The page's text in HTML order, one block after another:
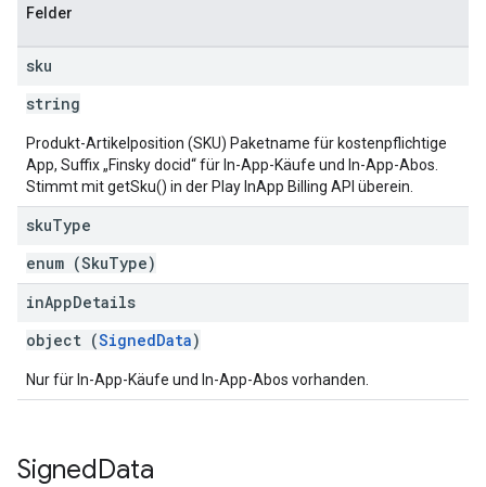
Felder
sku
string
Produkt-Artikelposition (SKU) Paketname für kostenpflichtige
App, Suffix „Finsky docid“ für In-App-Käufe und In-App-Abos.
Stimmt mit getSku() in der Play InApp Billing API überein.
skuType
enum (SkuType)
inAppDetails
object (SignedData)
Nur für In-App-Käufe und In-App-Abos vorhanden.
SignedData